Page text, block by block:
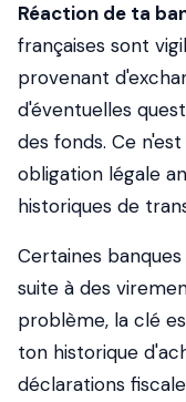
Réaction de ta
françaises sont
provenant
d'éventuelles
des fonds. Ce
obligation légale
historiques de
Certaines
suite à des
problème, la clé
ton historique
déclarations